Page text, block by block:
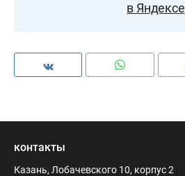
в Яндексе
контакты
Казань, Лобачевского 10, корпус 2